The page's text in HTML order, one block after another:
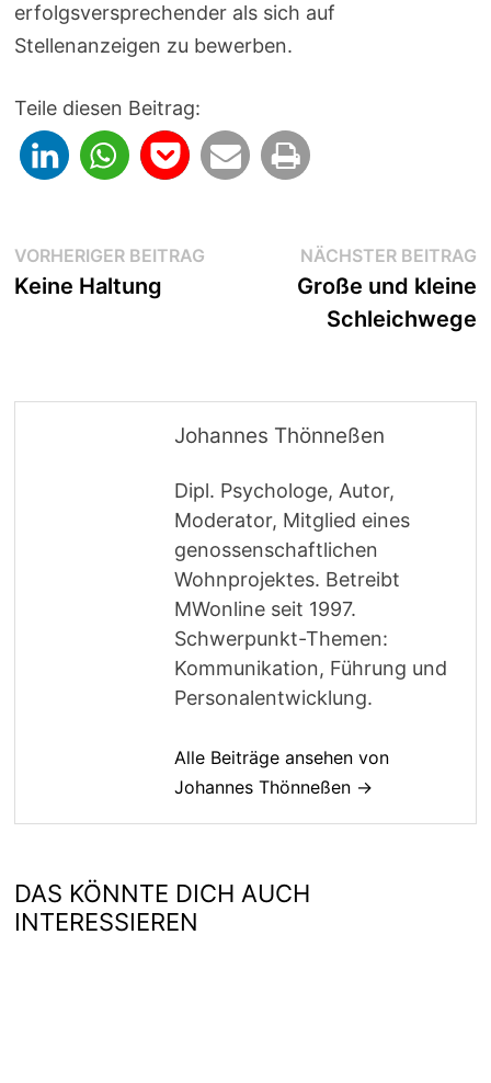
erfolgsversprechender als sich auf
Stellenanzeigen zu bewerben.
Teile diesen Beitrag:
Beitragsnavigation
VORHERIGER BEITRAG Vorheriger
Keine Haltung
NÄCHSTER BEITRAG
Große und kleine
Schleichwege
Johannes Thönneßen
Dipl. Psychologe, Autor,
Moderator, Mitglied eines
genossenschaftlichen
Wohnprojektes. Betreibt
MWonline seit 1997.
Schwerpunkt-Themen:
Kommunikation, Führung und
Personalentwicklung.
Alle Beiträge ansehen von
Johannes Thönneßen →
DAS KÖNNTE DICH AUCH
INTERESSIEREN